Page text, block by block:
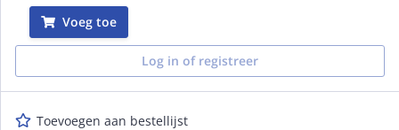
Voeg toe
Log in of registreer
Toevoegen aan bestellijst